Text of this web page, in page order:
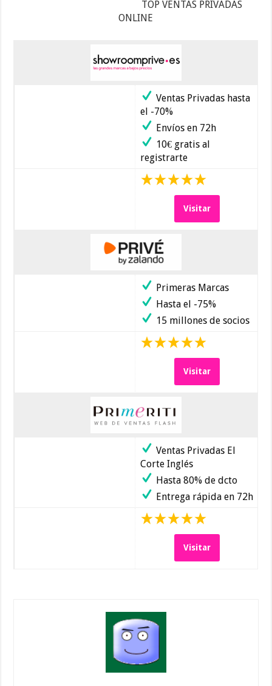
TOP VENTAS PRIVADAS
ONLINE
Ventas Privadas hasta
el -70%
Envíos en 72h
10€ gratis al
registrarte
Visitar
Primeras Marcas
Hasta el -75%
15 millones de socios
Visitar
Ventas Privadas El
Corte Inglés
Hasta 80% de dcto
Entrega rápida en 72h
Visitar